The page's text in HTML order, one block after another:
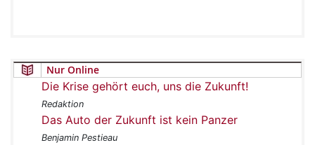
Nur Online
Die Krise gehört euch, uns die Zukunft!
Redaktion
Das Auto der Zukunft ist kein Panzer
Benjamin Pestieau